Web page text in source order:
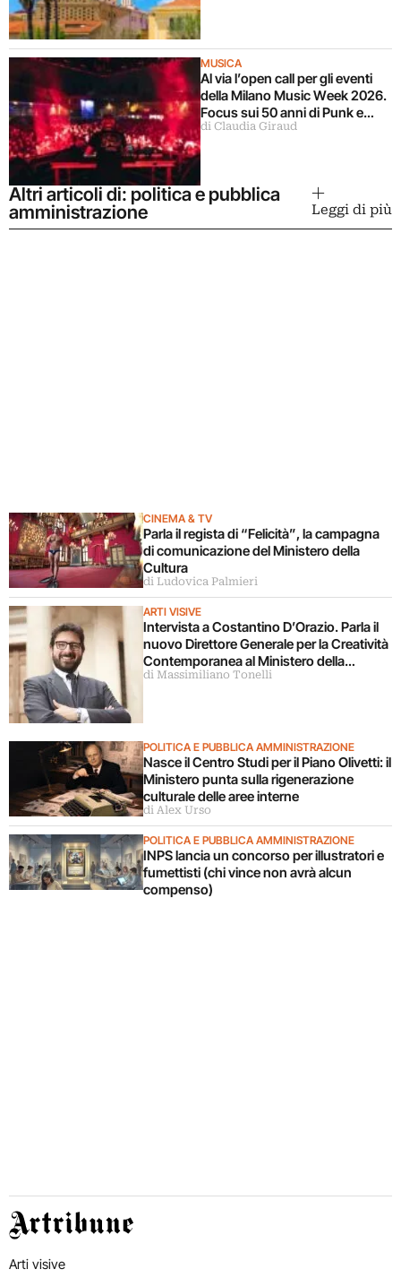
MUSICA
Al via l’open call per gli eventi
della Milano Music Week 2026.
Focus sui 50 anni di Punk e
Disco
di Claudia Giraud
Altri articoli di: politica e pubblica
amministrazione
Leggi di più
CINEMA & TV
Parla il regista di “Felicità”, la campagna
di comunicazione del Ministero della
Cultura
di Ludovica Palmieri
ARTI VISIVE
Intervista a Costantino D’Orazio. Parla il
nuovo Direttore Generale per la Creatività
Contemporanea al Ministero della
Cultura
di Massimiliano Tonelli
POLITICA E PUBBLICA AMMINISTRAZIONE
Nasce il Centro Studi per il Piano Olivetti: il
Ministero punta sulla rigenerazione
culturale delle aree interne
di Alex Urso
POLITICA E PUBBLICA AMMINISTRAZIONE
INPS lancia un concorso per illustratori e
fumettisti (chi vince non avrà alcun
compenso)
Artribune
Arti visive